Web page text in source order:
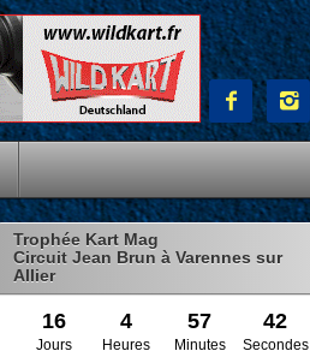
 
Trophée Kart Mag
Circuit Jean Brun à Varennes sur
Allier
16 4 57 41
Jours Heures Minutes Secondes